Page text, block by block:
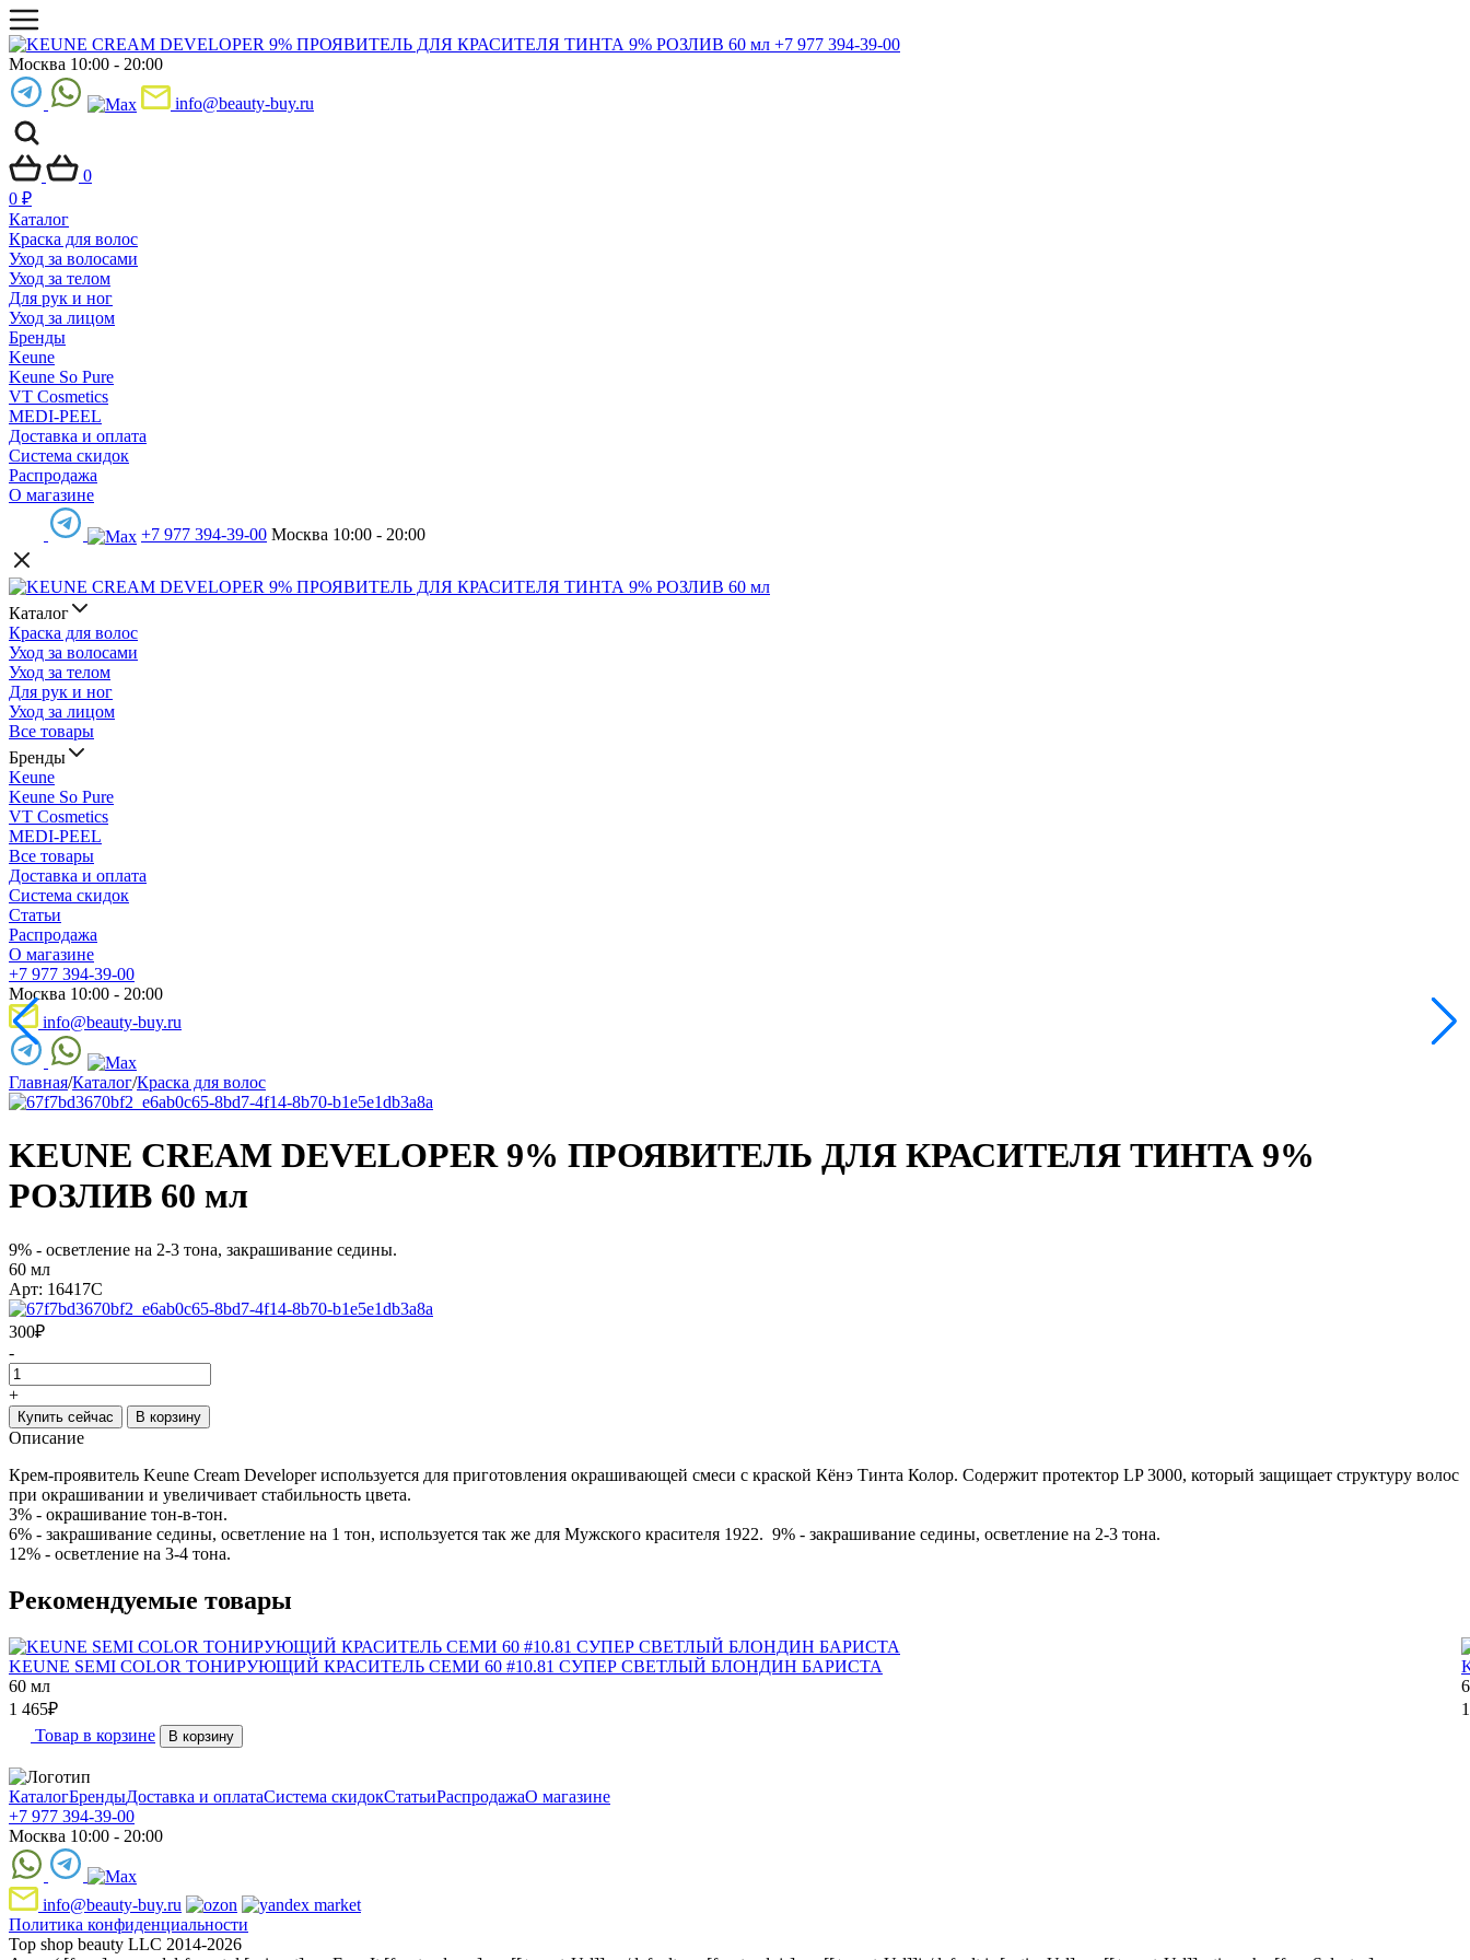
+7 977 394-39-00
Москва 10:00 - 20:00
info@beauty-buy.ru
0
0 ₽
Каталог
Краска для волос
Уход за волосами
Уход за телом
Для рук и ног
Уход за лицом
Бренды
Keune
Keune So Pure
VT Cosmetics
MEDI-PEEL
Доставка и оплата
Система скидок
Распродажа
О магазине
+7 977 394-39-00 Москва 10:00 - 20:00
Каталог
Краска для волос
Уход за волосами
Уход за телом
Для рук и ног
Уход за лицом
Все товары
Бренды
Keune
Keune So Pure
VT Cosmetics
MEDI-PEEL
Все товары
Доставка и оплата
Система скидок
Статьи
Распродажа
О магазине
+7 977 394-39-00
Москва 10:00 - 20:00
info@beauty-buy.ru
Главная/Каталог/Краска для волос
KEUNE CREAM DEVELOPER 9% ПРОЯВИТЕЛЬ ДЛЯ КРАСИТЕЛЯ ТИНТА 9%
РОЗЛИВ 60 мл
9% - осветление на 2-3 тона, закрашивание седины.
60 мл
Арт: 16417C
300₽
-
+
Купить сейчас В корзину
Описание
Крем-проявитель Keune Cream Developer используется для приготовления окрашивающей смеси с краской Кёнэ Тинта Колор. Содержит протектор LP 3000, который защищает структуру волос
при окрашивании и увеличивает стабильность цвета.
3% - окрашивание тон-в-тон.
6% - закрашивание седины, осветление на 1 тон, используется так же для Мужского красителя 1922. 9% - закрашивание седины, осветление на 2-3 тона.
12% - осветление на 3-4 тона.
Рекомендуемые товары
KEUNE SEMI COLOR ТОНИРУЮЩИЙ КРАСИТЕЛЬ СЕМИ 60 #10.81 СУПЕР СВЕТЛЫЙ БЛОНДИН БАРИСТА
60 мл
1 465₽
Товар в корзине
В корзину
КаталогБрендыДоставка и оплатаСистема скидокСтатьиРаспродажаО магазине
+7 977 394-39-00
Москва 10:00 - 20:00
info@beauty-buy.ru
Политика конфиденциальности
Top shop beauty LLC 2014-2026